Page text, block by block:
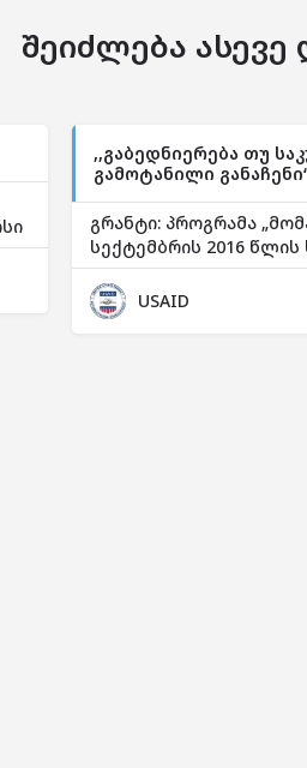
შეიძლება
,,გაბედნიერება თუ
გამოტანილი
გრანტი: პროგრამა
სექტემბრის 2016
USAID